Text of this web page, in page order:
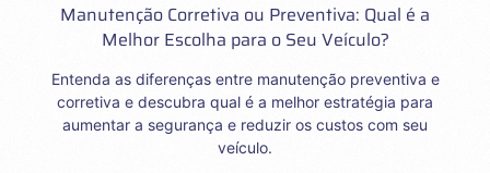
Manutenção Corretiva ou Preventiva: Qual é a
Melhor Escolha para o Seu Veículo?
Entenda as diferenças entre manutenção preventiva e
corretiva e descubra qual é a melhor estratégia para
aumentar a segurança e reduzir os custos com seu
veículo.